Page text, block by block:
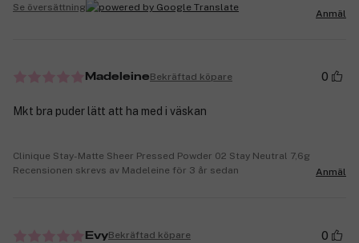
Se översättning
Anmäl
MadeleineBekräftad köpare 0
Mkt bra puder lätt att ha med i väskan
Clinique Stay-Matte Sheer Pressed Powder 02 Stay Neutral 7,6g
Recensionen skrevs av Madeleine för 3 år sedan
Anmäl
EvyBekräftad köpare 0